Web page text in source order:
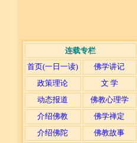
连载专栏
首页(一日一读)
佛学讲记
政策理论
文 学
动态报道
佛教心理学
介绍佛教
佛学禅定
介绍佛陀
佛教故事